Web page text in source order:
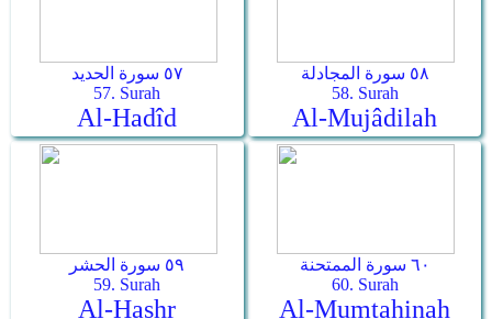
٥٧ سورة الحديد
57. Surah
Al-Hadîd
٥٨ سورة المجادلة
58. Surah
Al-Mujâdilah
٥٩ سورة الحشر
59. Surah
Al-Hashr
٦٠ سورة الممتحنة
60. Surah
Al-Mumtahinah